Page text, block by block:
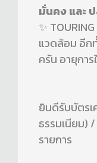
มั่นคง และ
✨
แวดล้อม อีก
ครัน อายุการ
ยินดีรับบัตร
ธรรมเนียม)
รายการ